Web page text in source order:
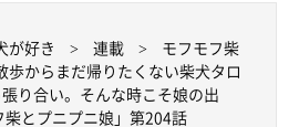
が好き 連載
モフモフ柴
歩からまだ帰りたくない柴犬タロ
り合い。そんな時こそ娘の出
とプニプニ娘」第204話